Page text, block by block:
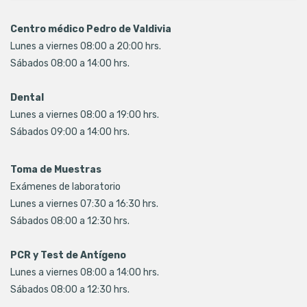
Centro médico Pedro de Valdivia
Lunes a viernes 08:00 a 20:00 hrs.
Sábados 08:00 a 14:00 hrs.
Dental
Lunes a viernes 08:00 a 19:00 hrs.
Sábados 09:00 a 14:00 hrs.
Toma de Muestras
Exámenes de laboratorio
Lunes a viernes 07:30 a 16:30 hrs.
Sábados 08:00 a 12:30 hrs.
PCR y Test de Antígeno
Lunes a viernes 08:00 a 14:00 hrs.
Sábados 08:00 a 12:30 hrs.